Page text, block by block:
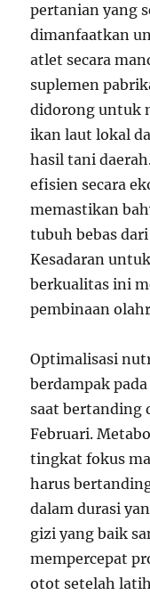
pertanian yang
dimanfaatkan
atlet secara
suplemen
didorong untuk
ikan laut lokal
hasil tani
efisien secara
memastikan
tubuh bebas
Kesadaran
berkualitas ini
pembinaan
Optimalisasi
berdampak
saat bertanding
Februari.
tingkat fokus
harus
dalam durasi
gizi yang baik
mempercepat
otot setelah